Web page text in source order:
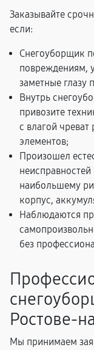
Заказывайте
если:
Снегоуборщик
повреждениям,
заметные глазу
Внутрь
привозите
с влагой
элементов;
Произошел
наибольшему
корпус,
Наблюдаются
без
Ростове-
Мы принимаем